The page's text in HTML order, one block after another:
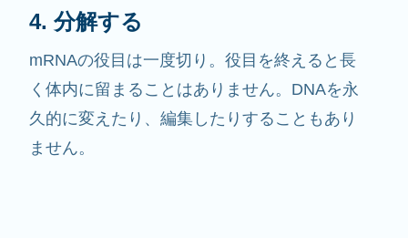
4. 分解する
mRNAの役目は一度切り。役目を終えると長
く体内に留まることはありません。DNAを永
久的に変えたり、編集したりすることもあり
ません。